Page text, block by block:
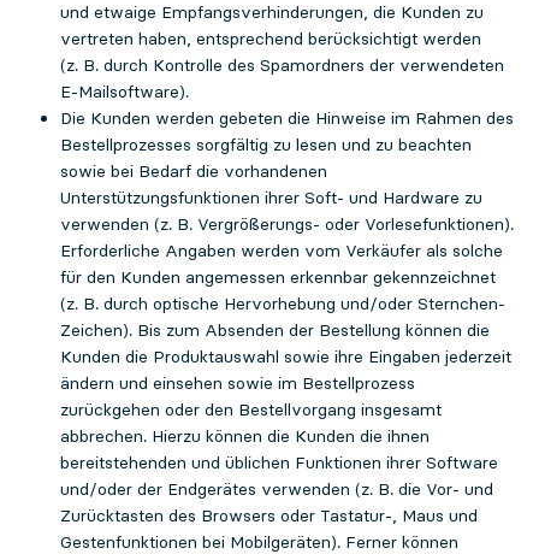
und etwaige Empfangsverhinderungen, die Kunden zu
vertreten haben, entsprechend berücksichtigt werden
(z. B. durch Kontrolle des Spamordners der verwendeten
E-Mailsoftware).
Die Kunden werden gebeten die Hinweise im Rahmen des
Bestellprozesses sorgfältig zu lesen und zu beachten
sowie bei Bedarf die vorhandenen
Unterstützungsfunktionen ihrer Soft- und Hardware zu
verwenden (z. B. Vergrößerungs- oder Vorlesefunktionen).
Erforderliche Angaben werden vom Verkäufer als solche
für den Kunden angemessen erkennbar gekennzeichnet
(z. B. durch optische Hervorhebung und/oder Sternchen-
Zeichen). Bis zum Absenden der Bestellung können die
Kunden die Produktauswahl sowie ihre Eingaben jederzeit
ändern und einsehen sowie im Bestellprozess
zurückgehen oder den Bestellvorgang insgesamt
abbrechen. Hierzu können die Kunden die ihnen
bereitstehenden und üblichen Funktionen ihrer Software
und/oder der Endgerätes verwenden (z. B. die Vor- und
Zurücktasten des Browsers oder Tastatur-, Maus und
Gestenfunktionen bei Mobilgeräten). Ferner können